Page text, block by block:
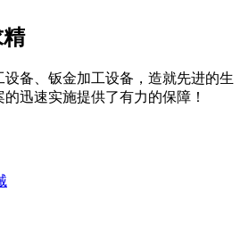
备、钣金加工设备，造就先进的生
迅速实施提供了有力的保障！